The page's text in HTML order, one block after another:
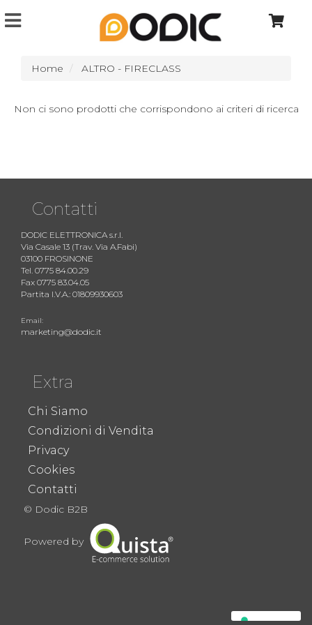
Home ALTRO - FIRECLASS
Non ci sono prodotti che corrispondono ai criteri di ricerca
Contatti
DODIC ELETTRONICA s.r.l.
Via Casale 13 (Trav. Via A.Fabi)
03100 FROSINONE
Tel. 0775 84.00.29
Fax 0775 83.04.05
Partita I.V.A.: 01809930603
Email:
marketing@dodic.it
Extra
Chi Siamo
Condizioni di Vendita
Privacy
Cookies
Contatti
© Dodic B2B
Powered by